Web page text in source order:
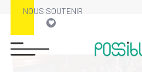
Skip
NOUS SOUTENIR